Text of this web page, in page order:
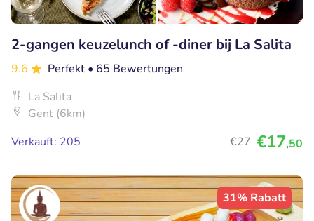
2-gangen keuzelunch of -diner bij La Salita
9.6 Perfekt • 65 Bewertungen
La Salita
Gent (6km)
Verkauft: 205
€27 €17,50
31% Rabatt